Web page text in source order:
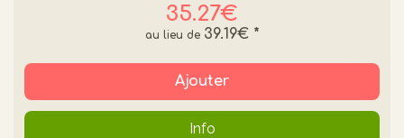
35.27€
39.19€ *
Ajouter
Info